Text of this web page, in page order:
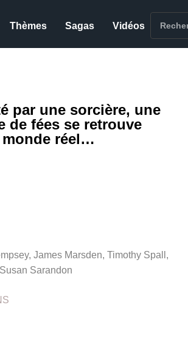
Thèmes Sagas Vidéos
par une sorcière, une
de fées se retrouve
réel…
James Marsden, Timothy Spall,
Sarandon